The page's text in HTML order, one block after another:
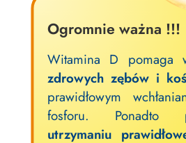
Ogromnie ważna !!!
Witamina D pomaga
zdrowych zębów i
prawidłowym
fosforu. Ponadto
utrzymaniu